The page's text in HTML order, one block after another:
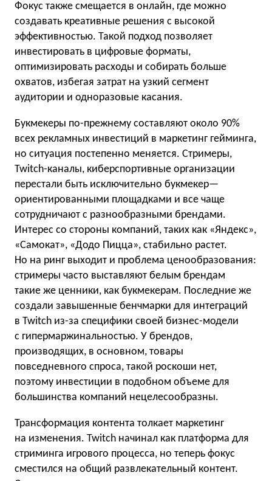
Фокус также смещается в онлайн, где можно
создавать креативные решения с высокой
эффективностью. Такой подход позволяет
инвестировать в цифровые форматы,
оптимизировать расходы и собирать больше
охватов, избегая затрат на узкий сегмент
аудитории и одноразовые касания.
Букмекеры по-прежнему составляют около 90%
всех рекламных инвестиций в маркетинг гейминга,
но ситуация постепенно меняется. Стримеры,
Twitch-каналы, киберспортивные организации
перестали быть исключительно букмекер—
ориентированными площадками и все чаще
сотрудничают с разнообразными брендами.
Интерес со стороны компаний, таких как «Яндекс»,
«Самокат», «Додо Пицца», стабильно растет.
Но на ринг выходит и проблема ценообразования:
стримеры часто выставляют белым брендам
такие же ценники, как букмекерам. Последние же
создали завышенные бенчмарки для интеграций
в Twitch из-за специфики своей бизнес-модели
с гипермаржинальностью. У брендов,
производящих, в основном, товары
повседневного спроса, такой роскоши нет,
поэтому инвестиции в подобном объеме для
большинства компаний нецелесообразны.
Трансформация контента толкает маркетинг
на изменения. Twitch начинал как платформа для
стриминга игрового процесса, но теперь фокус
сместился на общий развлекательный контент.